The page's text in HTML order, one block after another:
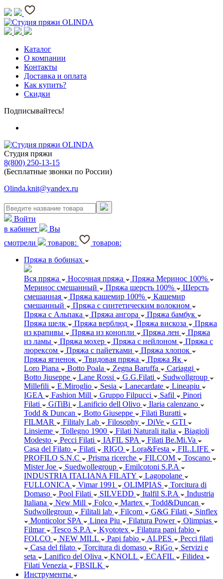
Каталог
О компании
Контакты
Доставка и оплата
Как купить?
Скидки
Подписывайтесь!
Студия пряжи
8(800) 250-13-15
(Бесплатные звонки по России)
Olinda.knit@yandex.ru
Войти
в кабинет
Вы
смотрели
товаров:
товаров:
Пряжа в бобинах
Вся пряжа Носочная пряжа
Пряжа Меринос 100%
Меринос смешанный
Пряжа шерсть 100%
Шерсть
смешанная
Пряжа кашемир 100%
Кашемир
смешанный
Пряжа с синтетическим волокном
Пряжа с Альпака
Пряжа ангора
Пряжа бамбук
Пряжа шелк
Пряжа верблюд Пряжа вискоза
Пряжа
из крапивы
Пряжа из конопли Пряжа лен
Пряжа
из ламы
Пряжа мохер Пряжа с нейлоном
Пряжа с
люрексом
Пряжа с пайетками
Пряжа хлопок
Пряжа ягненок
Твидовая пряжа
Пряжа Як
Loro Piana
Botto Poala Zegna Baruffa
Cariaggi
Botto Jiuseppe
Lane Rossi G.G.Filati
Sudwollgroup
Millefili
E.Miroglio Sesia Lanecardate
Lineapiu
IGEA
Fashion Mill Gruppo Filpucci Safil
Pinori
Filati
GiTiBi Lanificio dell Olivo
Ilaria calenzano
Todd & Duncan
Botto Giuseppe
Filati Buratti
FILMAR
Filitaly Lab Filosophy DiVe
GTI
Linsieme
Tollegno 1900 Filati Naturali italia
Biagioli
Modesto
Pecci Filati IAFIL SPA
Filati Be.Mi.Va
Casa del Filato
Filati RIGO Lora&Festa
FIL.LIFE
PROFILO S.N.C
Prisma ricerche FILCOM
Toscano
Mister Joe
Suedwollegroup
Emilcotoni S.P.A
INDUSTRIA ITALIANA FILATY
Lagopolane
FULLONICA
Vimar 1991 OLIMPIAS
Torcitura di
Domaso
Pool Filati SILVEDD Italfil S.P.A
Industria
Italiana
New Mill Folco Martex
Todd&Duncan
Sudwollegroup
Filitali lab Filcom G&G Filati
Sinflex
Monticolor SPA
Linea Piu Filatura Power
Olimpias
Filmar
Tesco S.P.A Kyototex
Filatura papi fabio
FOLCO
NEW MILL Papi fabio ALPES
Pecci filati
Casa del filato
Torcitura di domaso RiGo
Servizi e
seta
Lanifico del Oliva KNOLL ECAFIL
Filidea
Filati Venezia
FBSILK
Инструменты